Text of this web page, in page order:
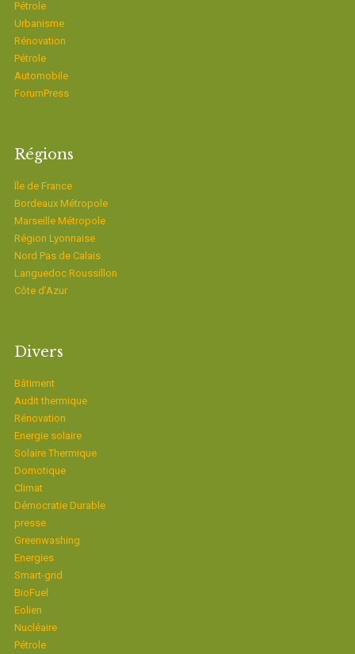
Pétrole
Urbanisme
Rénovation
Pétrole
Automobile
ForumPress
Régions
Ïle de France
Bordeaux Métropole
Marseille Métropole
Région Lyonnaise
Nord Pas de Calais
Languedoc Roussillon
Côte d’Azur
Divers
Bâtiment
Audit thermique
Rénovation
Energie solaire
Solaire Thermique
Domotique
Climat
Démocratie Durable
presse
Greenwashing
Energies
Smart-grid
BioFuel
Eolien
Nucléaire
Pétrole